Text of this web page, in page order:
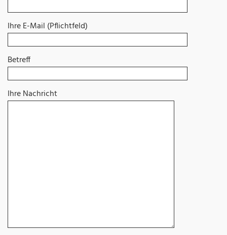
Ihre E-Mail (Pflichtfeld)
Betreff
Ihre Nachricht